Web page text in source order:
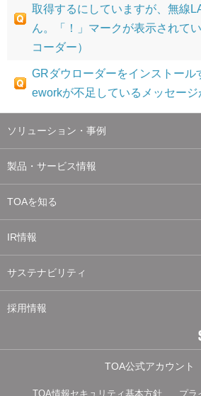
取得するにしていますが、無線
ん。「！」マークが表示されて
コーダー）
GRダウローダーをインストール
eworkが不足しているメッセージ
ソリューション・事例
製品・サービス情報
TOAを知る
IR情報
サステナビリティ
採用情報
TOA公式アカウント
TOA情報セキュリティ基本方針 プラ